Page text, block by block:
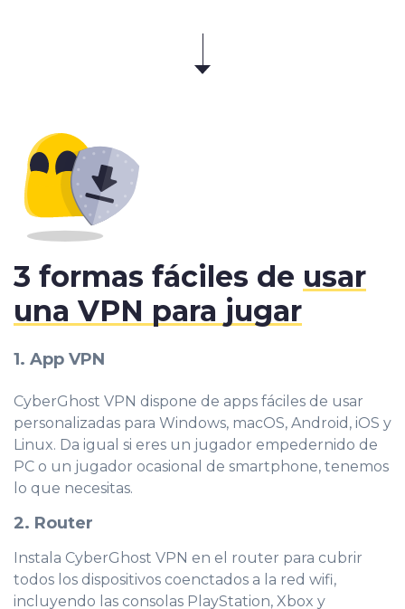
1. App VPN
CyberGhost VPN dispone de apps fáciles de usar
personalizadas para Windows, macOS, Android, iOS y
Linux. Da igual si eres un jugador empedernido de
PC o un jugador ocasional de smartphone, tenemos
lo que necesitas.
2. Router
Instala CyberGhost VPN en el router para cubrir
todos los dispositivos coenctad os a la red wifi,
incluyendo las consolas PlayStation, Xbox y
3 formas fáciles de usar
una VPN para jugar